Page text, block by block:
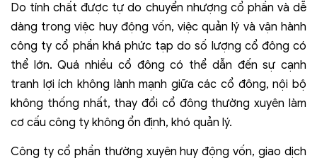
Do tính chất được tự do chuyển nhượng cổ phần và dễ
dàng trong việc huy động vốn, việc quản lý và vận hành
công ty cổ phần khá phức tạp do số lượng cổ đông có
thể lớn. Quá nhiều cổ đông có thể dẫn đến sự cạnh
tranh lợi ích không lành mạnh giữa các cổ đông, nội bộ
không thống nhất, thay đổi cổ đông thường xuyên làm
cơ cấu công ty không ổn định, khó quản lý.
Công ty cổ phần thường xuyên huy động vốn, giao dịch